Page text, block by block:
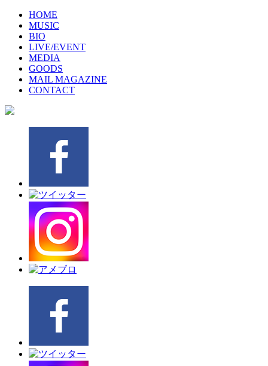
HOME
MUSIC
BIO
LIVE/EVENT
MEDIA
GOODS
MAIL MAGAZINE
CONTACT